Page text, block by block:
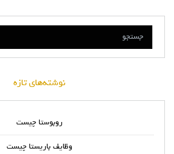
نوشته‌های تازه
روبوستا چیست
وظایف باریستا چیست